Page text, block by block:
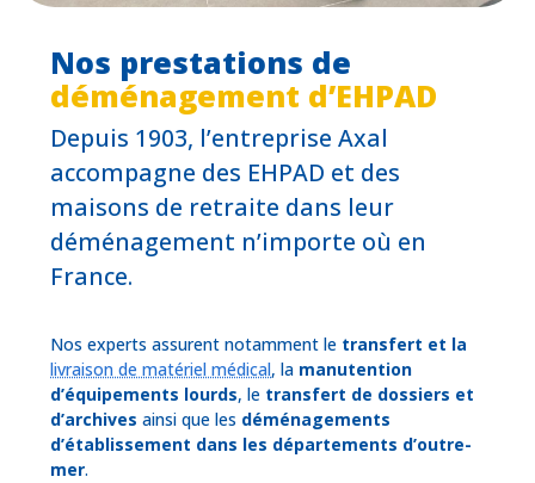
Nos prestations de
déménagement d’EHPAD
Depuis 1903, l’entreprise Axal
accompagne des EHPAD et des
maisons de retraite dans leur
déménagement n’importe où en
France.
Nos experts assurent notamment le transfert et la
livraison de matériel médical, la manutention
d’équipements lourds, le transfert de dossiers et
d’archives ainsi que les déménagements
d’établissement dans les départements d’outre-
mer.